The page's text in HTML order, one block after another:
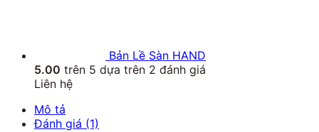
Bản Lề Sàn HAND
5.00 trên 5 dựa trên 2 đánh giá
Liên hệ
Mô tả
Đánh giá (1)